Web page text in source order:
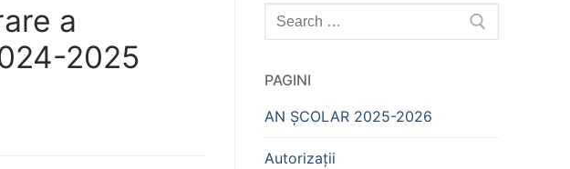
a
2025
Caută
după:
PAGINI
AN ȘCOLAR 2025-2026
Autorizații